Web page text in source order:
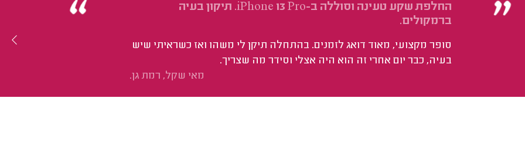
החלפת שקע טעינה וסוללה ב-iPhone 13 Pro. תיקון בעיה
ברמקולים.
סופר מקצועי, מאוד דואג לזמנים. בהתחלה תיקן לי משהו ואז כשראיתי שיש
בעיה, כבר יום אחרי זה הוא היה אצלי וסידר מה שצריך.
מאי שקל, רמת גן.